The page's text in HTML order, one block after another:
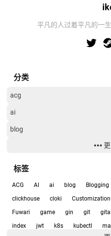
平凡的人过着平凡的一
分类
acg
ai
blog
Examples
git
k8s
software
标签
ACG AI ai blog Blogging
clickhouse
cloki Customization
Fuwari
game gin git
index
jwt k8s kubectl